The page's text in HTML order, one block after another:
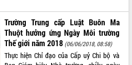
sĩ
Trường Trung cấp Luật Buôn Ma
Thuột hưởng ứng Ngày Môi trường
Thế giới năm 2018 (06/06/2018, 08:58)
Thực hiện Chỉ đạo của Cấp uỷ Chi bộ và